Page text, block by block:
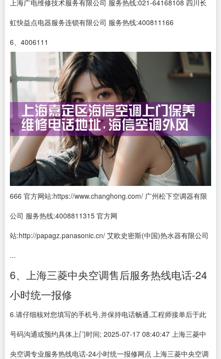
上海广电维修技术服务有限公司 服务热线:021-64168108 四川长
虹快益点电器服务连锁有限公司 服务热线:400811166
6、4006111
666 官方网站:https://www.changhong.com/ 广州松下空调器有限
公司 服务热线:4008811315 官方网
站:http://papagz.panasonic.cn/ 艾欧史密斯(中国)热水器有限公司
...
6、上海三菱中央空调售后服务热线电话-24
小时统一报修
6.请仔细核对您填写的手机号,并保持电话畅通,工程师接单后于此
号码沟通或预约具体上门时间; 2025-07-17 08:40:47 上海三菱中
央空调专业服务热线电话-24小时统一报修网点 上海三菱中央空调